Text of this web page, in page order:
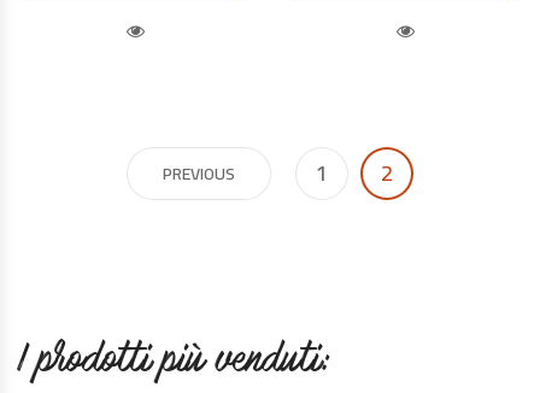
PREVIOUS 1 2
I prodotti più venduti: